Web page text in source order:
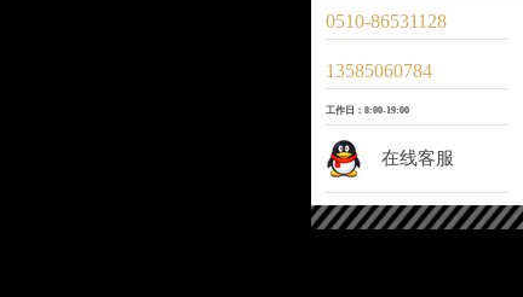
0510-86531128
13585060784
工作日：8:00-19:00
在线客服